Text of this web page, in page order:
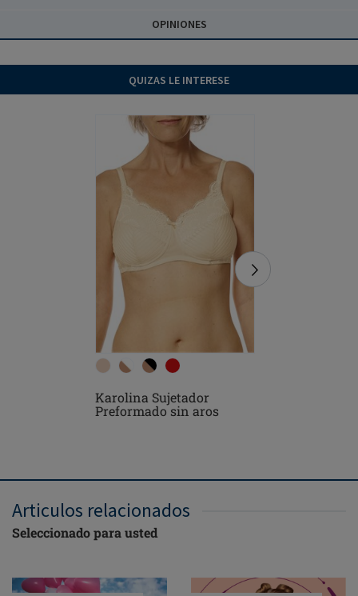
OPINIONES
QUIZAS LE INTERESE
Karolina Sujetador
Preformado sin aros
Articulos relacionados
Seleccionado para usted